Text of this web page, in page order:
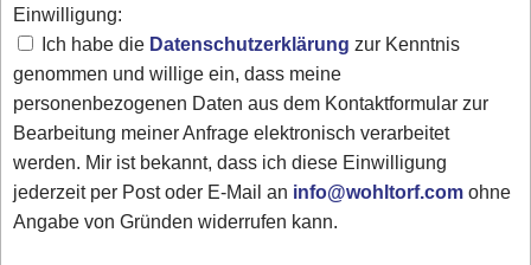
Einwilligung:
Ich habe die Datenschutzerklärung zur Kenntnis
genommen und willige ein, dass meine
personenbezogenen Daten aus dem Kontaktformular zur
Bearbeitung meiner Anfrage elektronisch verarbeitet
werden. Mir ist bekannt, dass ich diese Einwilligung
jederzeit per Post oder E-Mail an info@wohltorf.comohne
Angabe von Gründen widerrufen kann.